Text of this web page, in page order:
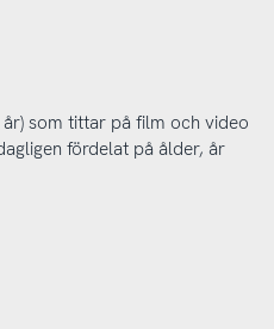
som tittar på film och video
fördelat på ålder, år